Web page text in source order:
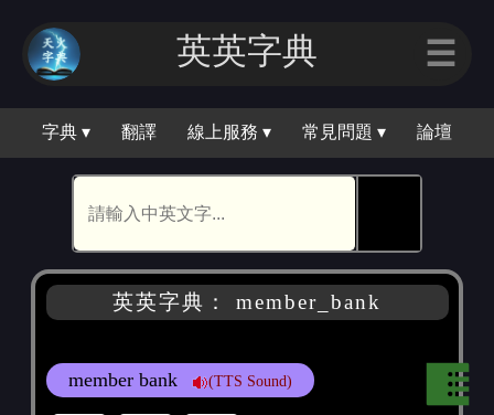
英英字典 ☰
字典 ▾ 翻譯 線上服務 ▾ 常見問題 ▾ 論壇
英英字典： member_bank
member bank (TTS Sound)